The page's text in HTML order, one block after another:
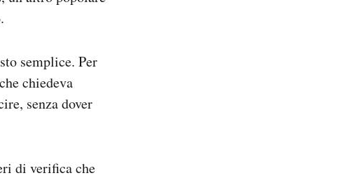
semplice. Per
chiedeva
senza dover
di verifica che